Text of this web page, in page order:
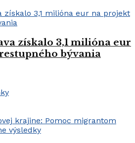
získalo 3,1 milióna eur
bývania